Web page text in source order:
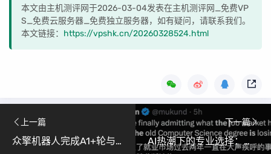
本文由主机测评网于2026-03-04发表在主机测评网_免费VP
S_免费云服务器_免费独立服务器，如有疑问，请联系我们。
本文链接： https://vpshk.cn/20260328524.html
上一篇
众擎机器人完成A1+轮与A2轮融资 加速人形机器人商业化落地
下一篇
AI热潮下的专业选择：美国大学生从CS涌向AI新趋势